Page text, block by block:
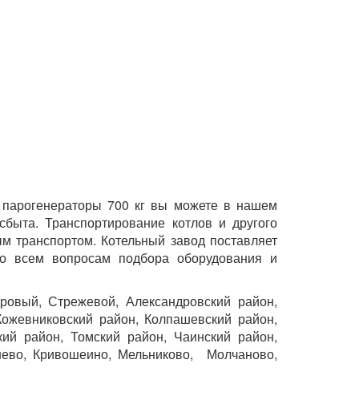
парогенераторы 700 кг вы можете в нашем
Транспортирование котлов и другого
транспортом. Котельный завод поставляет
всем вопросам подбора оборудования и
Стрежевой, Александровский район,
район, Колпашевский район,
район, Томский район, Чаинский район,
Кривошеино, Мельниково, Молчаново,